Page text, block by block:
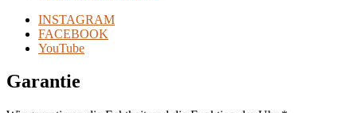
INSTAGRAM
FACEBOOK
YouTube
Garantie